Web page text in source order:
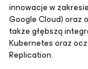
innowacje w zakresie
Google Cloud) oraz
także głębszą
Kubernetes oraz
Replication.